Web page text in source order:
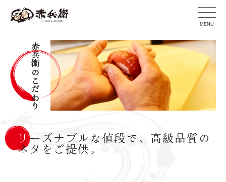
MENU
赤兵衛のこだわり
リーズナブルな値段で、高級品質の
ネタをご提供。